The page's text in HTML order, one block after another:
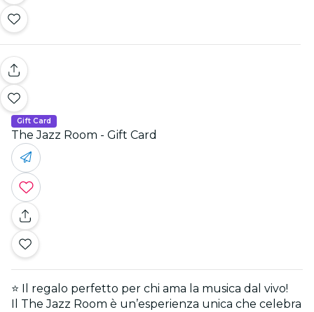
Gift Card
The Jazz Room - Gift Card
⭐ Il regalo perfetto per chi ama la musica dal vivo!
Il The Jazz Room è un’esperienza unica che celebra